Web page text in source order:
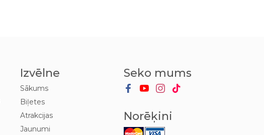
Izvēlne
Sākums
Biļetes
Atrakcijas
Jaunumi
Seko mums
Norēķini